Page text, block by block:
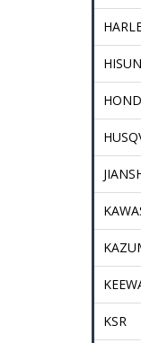
HISUN
KSR